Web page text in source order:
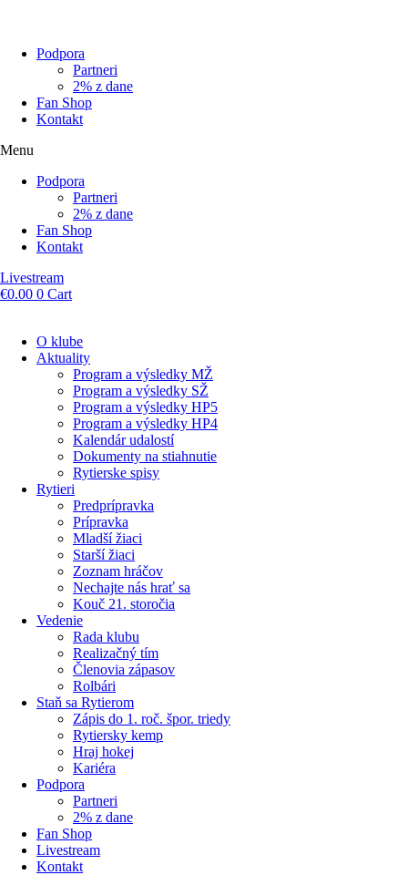
Podpora
Partneri
2% z dane
Fan Shop
Kontakt
Menu
Podpora
Partneri
2% z dane
Fan Shop
Kontakt
Livestream
€0.00 0 Cart
O klube
Aktuality
Program a výsledky MŽ
Program a výsledky SŽ
Program a výsledky HP5
Program a výsledky HP4
Kalendár udalostí
Dokumenty na stiahnutie
Rytierske spisy
Rytieri
Predprípravka
Prípravka
Mladší žiaci
Starší žiaci
Zoznam hráčov
Nechajte nás hrať sa
Kouč 21. storočia
Vedenie
Rada klubu
Realizačný tím
Členovia zápasov
Rolbári
Staň sa Rytierom
Zápis do 1. roč. špor. triedy
Rytiersky kemp
Hraj hokej
Kariéra
Podpora
Partneri
2% z dane
Fan Shop
Livestream
Kontakt